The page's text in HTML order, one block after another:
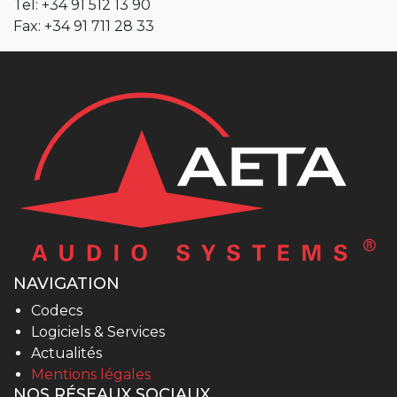
Tel: +34 91 512 13 90
Fax: +34 91 711 28 33
NAVIGATION
Codecs
Logiciels & Services
Actualités
Mentions légales